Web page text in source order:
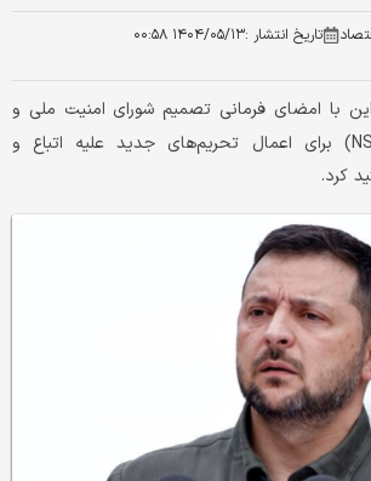
تاریخ انتشار :۱۴۰۴/۰۵/۱۳ ۰۰:۵۸
با امضای فرمانی تصمیم شورای امنیت ملی و
دفاع این کشور (NSDC) برای اعمال تحریم‌های جدید علیه اتباع و
کرد.